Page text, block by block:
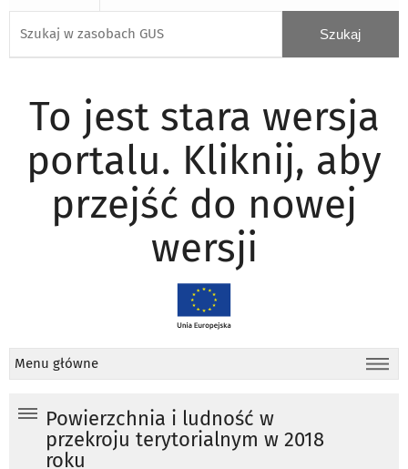
To jest stara wersja
portalu. Kliknij, aby
przejść do nowej
wersji
Menu główne
Powierzchnia i ludność w
przekroju terytorialnym w 2018
roku